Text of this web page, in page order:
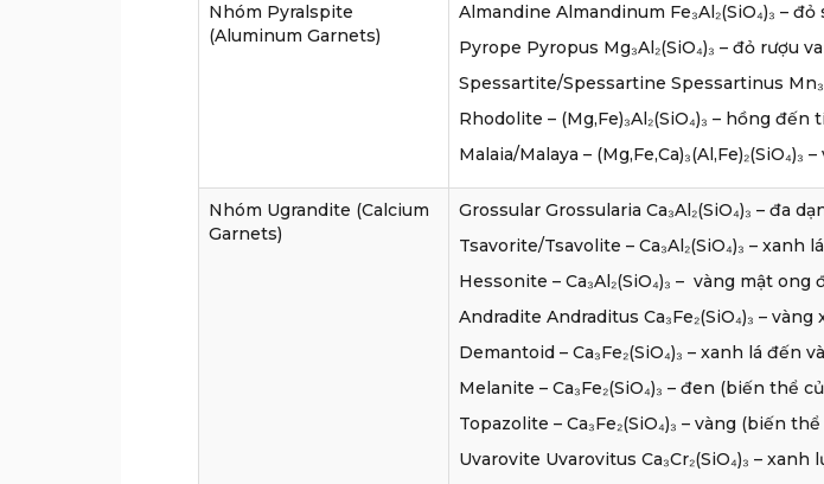
Nhóm Pyralspite
(Aluminum Garnets)
Almandine Almandinum Fe₃Al₂(SiO₄)₃ –
Pyrope Pyropus Mg₃Al₂(SiO₄)₃ – đỏ rượu
Spessartite/Spessartine Spessartinus
Rhodolite – (Mg,Fe)₃Al₂(SiO₄)₃ – hồng
Malaia/Malaya –
Nhóm Ugrandite (Calcium
Garnets)
Grossular Grossularia Ca₃Al₂(SiO₄)₃ – đa
Tsavorite/Tsavolite – Ca₃Al₂(SiO₄)₃ –
Hessonite – Ca₃Al₂(SiO₄)₃ – vàng mật
Andradite Andraditus Ca₃Fe₂(SiO₄)₃ –
Demantoid – Ca₃Fe₂(SiO₄)₃ – xanh lá
Melanite – Ca₃Fe₂(SiO₄)₃ – đen (biến thể
Topazolite – Ca₃Fe₂(SiO₄)₃ – vàng (biến
Uvarovite Uvarovitus Ca₃Cr₂(SiO₄)₃ – xanh